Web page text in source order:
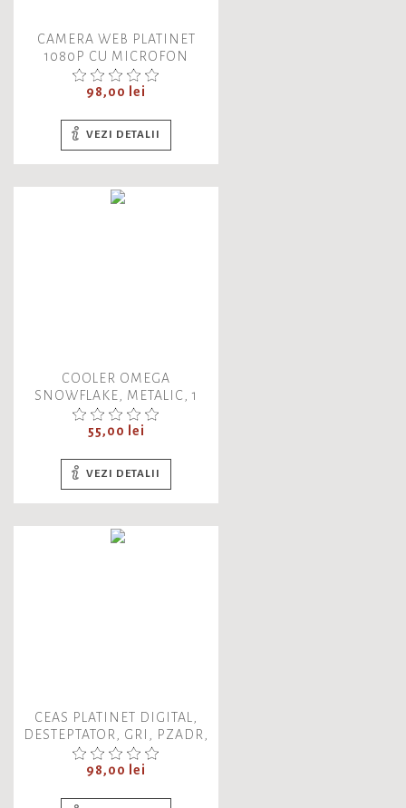
CAMERA WEB PLATINET
1080P CU MICROFON
DIGITAL, PCWC1080, 45488,
CABLU USB 2.0 DE 1.5M
Pret
98,00 lei
VEZI DETALII
COOLER OMEGA
SNOWFLAKE, METALIC, 1
VENTILATOR 14CM,
1000RPM, CABLU 550MM, 2
Pret
55,00 lei
VEZI DETALII
CEAS PLATINET DIGITAL,
DESTEPTATOR, GRI, PZADR,
43246
Pret
98,00 lei